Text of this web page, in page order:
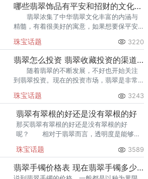
哪些翡翠饰品有平安和招财的文化寓意
翡翠浓集了中华翡翠文化丰富的内涵与
精髓，有着很美好的寓意，如果想要保平安
珠宝话题 3220
翡翠怎么投资 翡翠收藏投资的渠道分析
随着翡翠的不断发展，不好也开始关注
到翡翠投资。现在的投资市场，翡翠是非常
多。
珠宝话题 3243
翡翠有翠根的好还是没有翠根的好
那买翡翠有翠根的好还是没有翠根的好
呢？ 相对于翡翠而言，透明度是能够对
将颜色衬托得更加的完美。
珠宝话题 3589
翡翠手镯价格表 现在翡翠手镯多少钱